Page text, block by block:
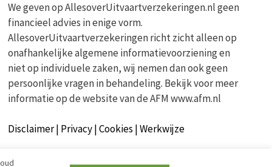
We geven op AllesoverUitvaartverzekeringen.nl geen
financieel advies in enige vorm.
AllesoverUitvaartverzekeringen richt zicht alleen op
onafhankelijke algemene informatievoorziening en
niet op individuele zaken, wij nemen dan ook geen
persoonlijke vragen in behandeling. Bekijk voor meer
informatie op de website van de AFM www.afm.nl
Disclaimer | Privacy | Cookies | Werkwijze